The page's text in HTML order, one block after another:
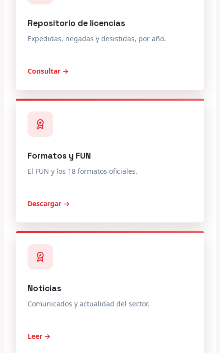
Repositorio de licencias
Expedidas, negadas y desistidas, por año.
Consultar →
Formatos y FUN
El FUN y los 18 formatos oficiales.
Descargar →
Noticias
Comunicados y actualidad del sector.
Leer →